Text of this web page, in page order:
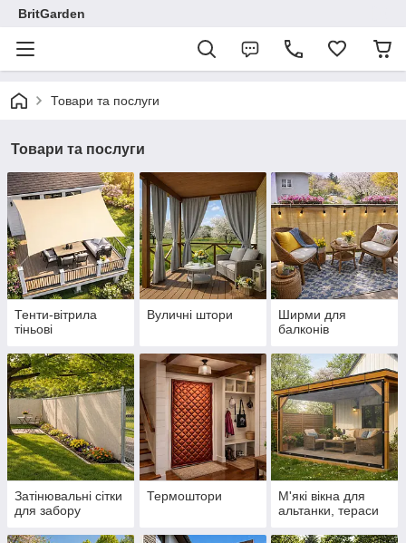
BritGarden
Товари та послуги
Товари та послуги
Тенти-вітрила
тіньові
Вуличні штори
Ширми для
балконів
Затінювальні сітки
для забору
Термоштори
М'які вікна для
альтанки, тераси